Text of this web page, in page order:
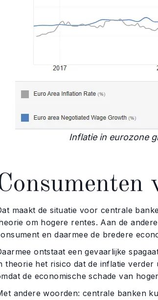
Inflatie in eurozone
maakt de situatie voor centrale
om hogere rentes. Aan de
en daarmee de bredere
ontstaat een gevaarlijke
theorie het risico dat de inflatie
de economische schade van
andere woorden: centrale banken